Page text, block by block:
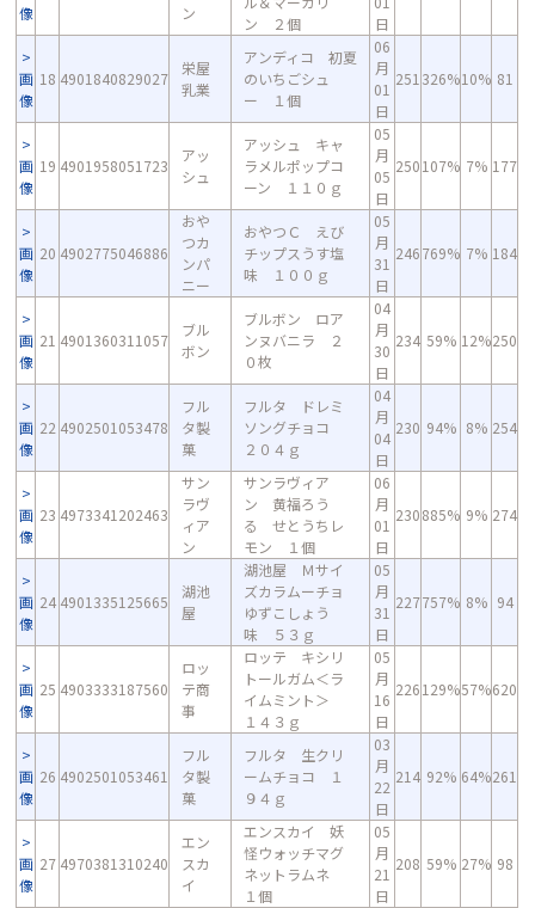
像
ン
ン ２個
日
画
像
18 4901840829027
栄屋
乳業
アンディコ 初夏
のいちごシュ
ー １個
06
月
01
日
251 326%10% 81
画
像
19 4901958051723
アッ
シュ
アッシュ キャ
ラメルポップコ
ーン １１０ｇ
05
月
05
日
250107% 7% 177
画
像
20 4902775046886
おや
つカ
ンパ
ニー
おやつＣ えび
チップスうす塩
味 １００ｇ
05
月
31
日
246769% 7% 184
画
像
21 4901360311057
ブル
ボン
ブルボン ロア
ンヌバニラ ２
０枚
04
月
30
日
234 59% 12%250
画
像
22 4902501053478
フル
タ製
菓
フルタ ドレミ
ソングチョコ
２０４ｇ
04
月
04
日
230 94% 8% 254
画
像
23 4973341202463
サン
ラヴ
ィア
ン
サンラヴィア
ン 黄福ろう
る せとうちレ
モン １個
06
月
01
日
230885% 9% 274
画
像
24 4901335125665
湖池
屋
湖池屋 Ｍサイ
ズカラムーチョ
ゆずこしょう
味 ５３ｇ
05
月
31
日
227757% 8% 94
画
像
25 4903333187560
ロッ
テ商
事
ロッテ キシリ
トールガム＜ラ
イムミント＞
１４３ｇ
05
月
16
日
226129%57%620
画
像
26 4902501053461
フル
タ製
菓
フルタ 生クリ
ームチョコ １
９４ｇ
03
月
22
日
214 92% 64%261
画
像
27 4970381310240
エン
スカ
イ
エンスカイ 妖
怪ウォッチマグ
ネットラムネ
１個
05
月
21
日
208 59% 27% 98